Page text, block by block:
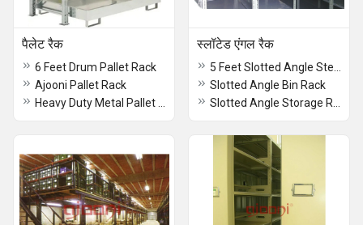
पैलेट रैक
6 Feet Drum Pallet Rack
Ajooni Pallet Rack
स्लॉटेड एंगल रैक
Slotted Angle Bin Rack